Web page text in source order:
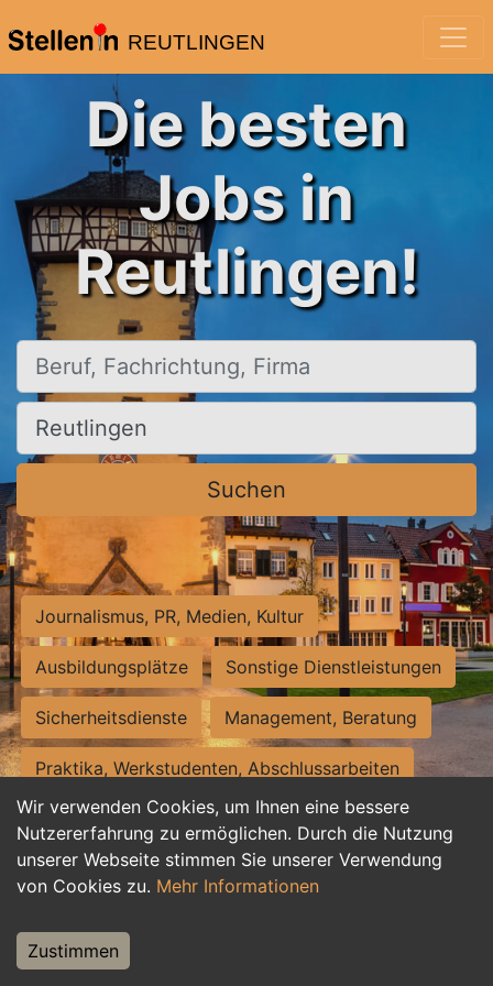
REUTLINGEN
Wir verwenden Cookies, um Ihnen eine bessere
Nutzererfahrung zu ermöglichen. Durch die Nutzung
unserer Webseite stimmen Sie unserer Verwendung
von Cookies zu. Mehr Informationen
Zustimmen
Die besten
Jobs in
Reutlingen!
Beruf, Fachrichtung, Firma
Ort, Stadt
Suchen
Journalismus, PR, Medien, Kultur
Ausbildungsplätze Sonstige Dienstleistungen
Sicherheitsdienste Management, Beratung
Praktika, Werkstudenten, Abschlussarbeiten
Personalwesen Assistenz, Sekretariat
Hilfskräfte, Aushilfs- und Nebenjobs
Weiterbildung, Studium, duale Ausbildung